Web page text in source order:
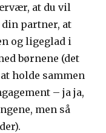
at du vil
partner, at
og ligeglad i
børnene (det
holde sammen
– ja ja,
men så